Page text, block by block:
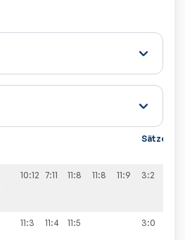
Sätze
10:12 7:11 11:8 11:8 11:9 3:2
11:3 11:4 11:5 3:0